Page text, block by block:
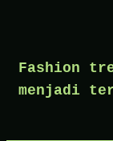
content
Fashion
menjadi